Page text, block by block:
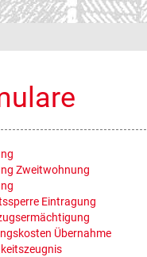
Zweitwohnung
Eintragung
Übernahme